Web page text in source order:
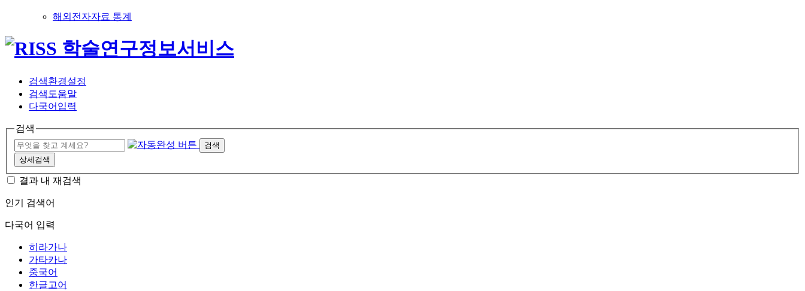
해외전자자료 통계
검색환경설정
검색도움말
다국어입력
검색
검색
상세검색
결과 내 재검색
인기 검색어
다국어 입력
히라가나
가타카나
중국어
한글고어